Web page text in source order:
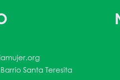
Santa Teresita